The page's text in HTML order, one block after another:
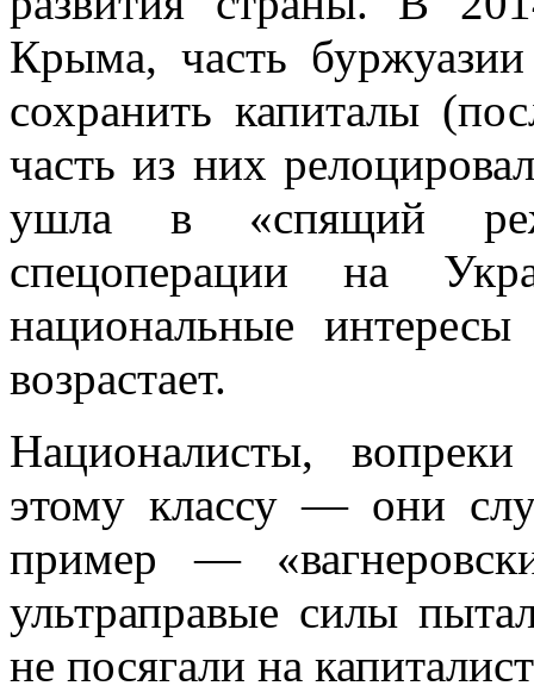
Крыма, часть
сохранить капиталы
часть из них
ушла в «спящий
спецоперации на
национальные
возрастает.
Националисты,
этому классу — они
пример —
ультраправые силы
не посягали на